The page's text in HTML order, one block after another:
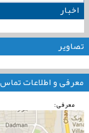
اخبار
تصاویر
معرفی و اطلاعات تماس
معرفی: